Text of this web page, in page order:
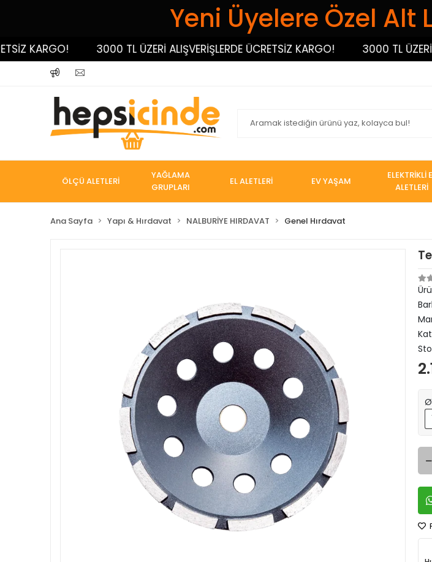
Yeni Üyelere Özel Alt
KARGO! 3000 TL ÜZERİ ALIŞVERİŞLERDE ÜCRETSİZ KARGO! 3000 TL ÜZERİ
ÖLÇÜ ALETLERİ
YAĞLAMA
GRUPLARI
EL ALETLERİ EV YAŞAM
ELEKTRİKLİ
ALETLERİ
Ana Sayfa Yapı & Hırdavat NALBURİYE HIRDAVAT Genel Hırdavat